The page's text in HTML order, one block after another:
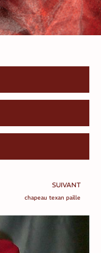
SUIVANT
chapeau texan paille